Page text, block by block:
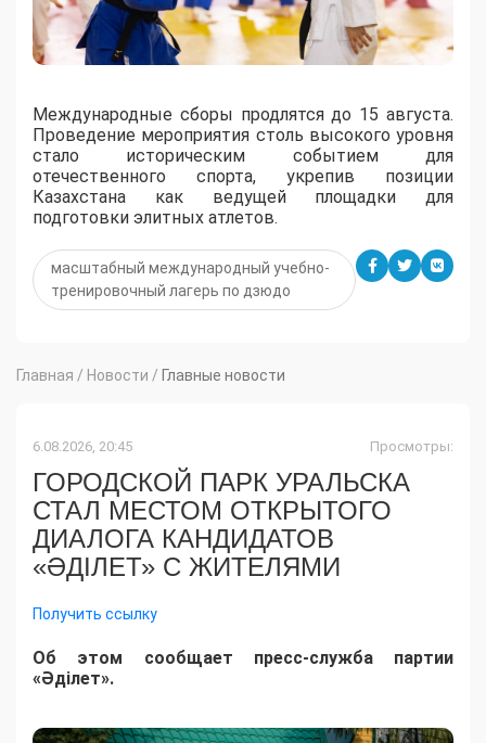
Международные сборы продлятся до 15 августа.
Проведение мероприятия столь высокого уровня
стало историческим событием для
отечественного спорта, укрепив позиции
Казахстана как ведущей площадки для
подготовки элитных атлетов.
масштабный международный учебно-
тренировочный лагерь по дзюдо
Главная / Новости / Главные новости
6.08.2026, 20:45 Просмотры:
ГОРОДСКОЙ ПАРК УРАЛЬСКА
СТАЛ МЕСТОМ ОТКРЫТОГО
ДИАЛОГА КАНДИДАТОВ
«ӘДІЛЕТ» С ЖИТЕЛЯМИ
Получить ссылку
Об этом сообщает пресс-служба партии
«Әділет».